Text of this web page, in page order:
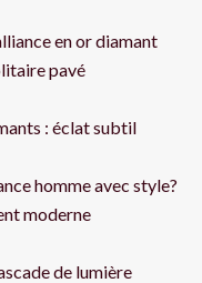
en or diamant
pavé
: éclat subtil
homme avec style?
moderne
de lumière